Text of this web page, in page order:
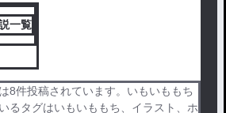
一覧
8件投稿されています。いもいももち
るタグはいもいももち、イラスト、ホ